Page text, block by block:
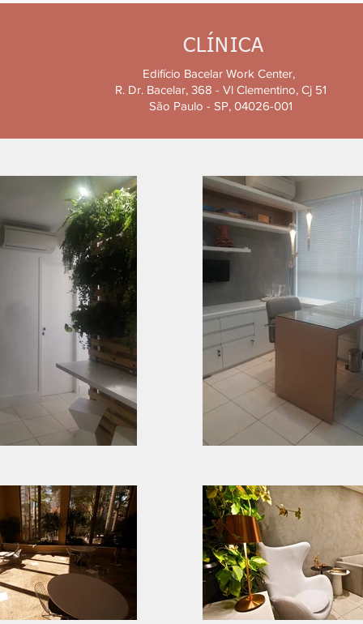
CLÍNICA
Edifício Bacelar Work Center,
R. Dr. Bacelar, 368 - Vl Clementino, Cj 51
São Paulo - SP, 04026-001